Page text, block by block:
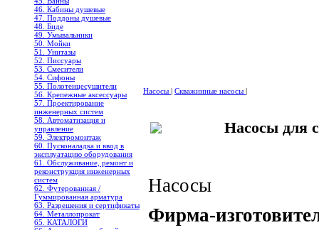
46. Кабины душевые
47. Поддоны душевые
48. Биде
49. Умывальники
50. Мойки
51. Унитазы
52. Писсуары
53. Смесители
54. Сифоны
55. Полотенцесушители
56. Крепежные аксессуары
57. Проектирование
инженерных систем
58. Автоматизация и
управление
59. Электромонтаж
60. Пусконаладка и ввод в
эксплуатацию оборудования
61. Обслуживание, ремонт и
реконструкция инженерных
систем
62. Футерованная /
Гуммированная арматура
63. Разрешения и сертификаты
64. Металлопрокат
65. КАТАЛОГИ
Насосы | Скважинные насосы |
Насосы для
Насосы
Фирма-